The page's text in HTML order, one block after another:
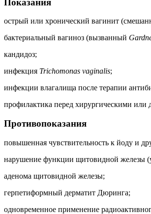
острый или хронический вагинит
бактериальный вагиноз (вызванный
кандидоз;
инфекция Trichomonas vaginalis;
инфекции влагалища после терапии
профилактика перед хирургическими или
Противопоказания
повышенная чувствительность к йоду и
нарушение функции щитовидной железы
аденома щитовидной железы;
герпетиформный дерматит Дюринга;
одновременное применение